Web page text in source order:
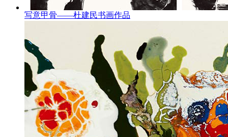
写意甲骨——杜建民书画作品